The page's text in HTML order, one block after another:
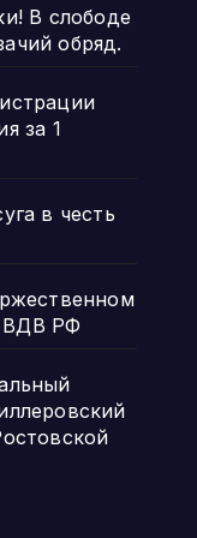
В слободе
обряд.
за 1
в честь
ВДВ РФ